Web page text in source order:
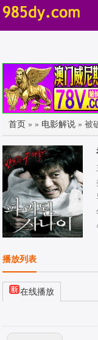
首页 »» 电影解说 » 被
播放列表
在线播放